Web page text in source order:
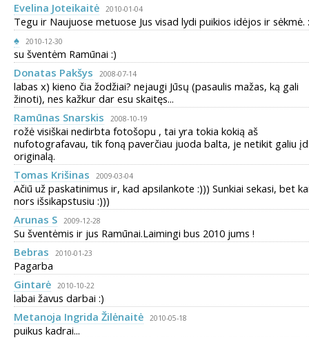
Evelina Joteikaitė
2010-01-04
Tegu ir Naujuose metuose Jus visad lydi puikios idėjos ir sėkmė.
♠
2010-12-30
su šventėm Ramūnai :)
Donatas Pakšys
2008-07-14
labas x) kieno čia žodžiai? nejaugi Jūsų (pasaulis mažas, ką gali
žinoti), nes kažkur dar esu skaitęs...
Ramūnas Snarskis
2008-10-19
rožė visiškai nedirbta fotošopu , tai yra tokia kokią aš
nufotografavau, tik foną paverčiau juoda balta, je netikit galiu
originalą.
Tomas Krišinas
2009-03-04
Ačiū už paskatinimus ir, kad apsilankote :))) Sunkiai sekasi, bet
nors išsikapstusiu :)))
Arunas S
2009-12-28
Su šventėmis ir jus Ramūnai.Laimingi bus 2010 jums !
Bebras
2010-01-23
Pagarba
Gintarė
2010-10-22
labai žavus darbai :)
Metanoja Ingrida Žilėnaitė
2010-05-18
puikus kadrai...